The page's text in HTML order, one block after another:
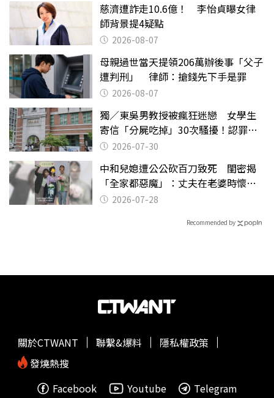
慈濟遭詐走10.6億！ 李怡貞曝女律
師背景提4疑點
2026-08-07
母親過世當天提領206萬辦後事「父子
遭判刑」 律師：搶錢先下手是罪
2026-08-07
獨／東吳男教授被瘋狂迷戀 女學生
寄信「分屍吃掉」30次騷擾！認罪免
關 2026-07-30
中和兒媳遭公公砍百刀致死 閨密揭
「全家都惡魔」：丈夫在老婆時懷孕
摔東西
2026-07-28
Recommended by
關於CTWANT 聯繫&爆料
隱私權政策
發燒熱搜
Facebook
Youtube Telegram